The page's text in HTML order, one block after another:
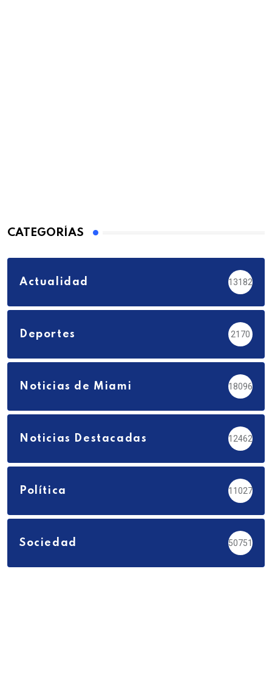
CATEGORÍAS
Actualidad 13182
Deportes 2170
Noticias de Miami 18096
Noticias Destacadas 12462
Política 11027
Sociedad 50751